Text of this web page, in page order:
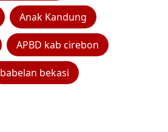
Anak Kandung
APBD kab cirebon
babelan bekasi